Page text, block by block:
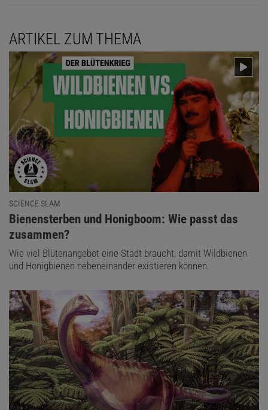
ARTIKEL ZUM THEMA
SCIENCE SLAM
:
Bienensterben und Honigboom: Wie passt das
zusammen?
Wie viel Blütenangebot eine Stadt braucht, damit Wildbienen
und Honigbienen nebeneinander existieren können.